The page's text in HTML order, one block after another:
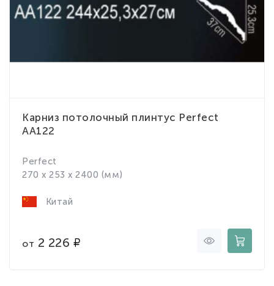
Карниз потолочный плинтус Perfect
AA122
Perfect
270 x 253 x 2400 (мм)
Китай
от 2 226